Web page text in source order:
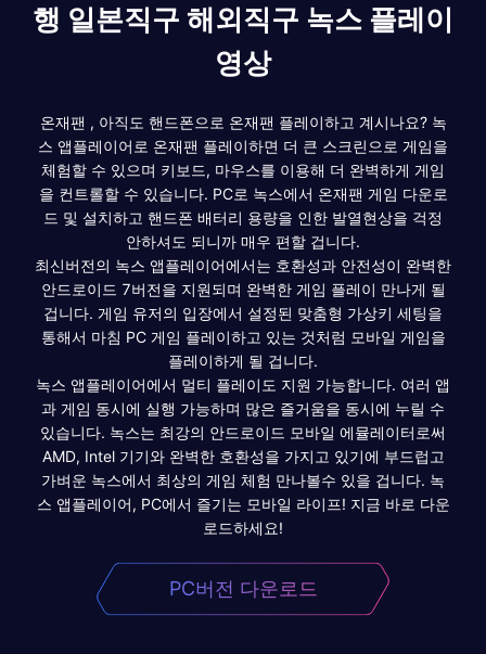
행 일본직구 해외직구 녹스 플레이
영상
온재팬 , 아직도 핸드폰으로 온재팬 플레이하고 계시나요? 녹
스 앱플레이어로 온재팬 플레이하면 더 큰 스크린으로 게임을
체험할 수 있으며 키보드, 마우스를 이용해 더 완벽하게 게임
을 컨트롤할 수 있습니다. PC로 녹스에서 온재팬 게임 다운로
드 및 설치하고 핸드폰 배터리 용량을 인한 발열현상을 걱정
안하셔도 되니까 매우 편할 겁니다.
최신버전의 녹스 앱플레이어에서는 호환성과 안전성이 완벽한
안드로이드 7버전을 지원되며 완벽한 게임 플레이 만나게 될
겁니다. 게임 유저의 입장에서 설정된 맞춤형 가상키 세팅을
통해서 마침 PC 게임 플레이하고 있는 것처럼 모바일 게임을
플레이하게 될 겁니다.
녹스 앱플레이어에서 멀티 플레이도 지원 가능합니다. 여러 앱
과 게임 동시에 실행 가능하며 많은 즐거움을 동시에 누릴 수
있습니다. 녹스는 최강의 안드로이드 모바일 에뮬레이터로써
AMD, Intel 기기와 완벽한 호환성을 가지고 있기에 부드럽고
가벼운 녹스에서 최상의 게임 체험 만나볼수 있을 겁니다. 녹
스 앱플레이어, PC에서 즐기는 모바일 라이프! 지금 바로 다운
로드하세요!
PC버전 다운로드